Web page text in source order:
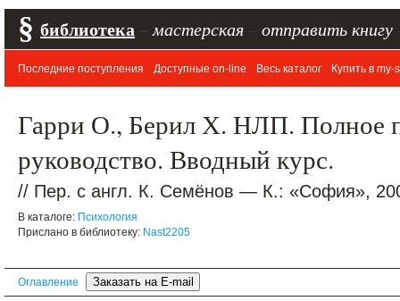
§ библиотека мастерская отправить книгу
Последние поступления Доступные on-line Весь каталог Купить в my-
Гарри О., Берил Х. НЛП. Полное
руководство. Вводный курс.
// Пер. с англ. К. Семёнов — К.: «София»,
В каталоге: Психология
Прислано в библиотеку: Nast2205
Оглавление